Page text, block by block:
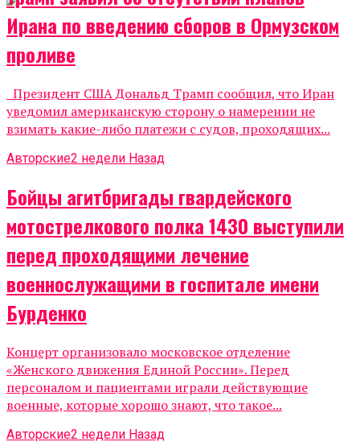
Ирана по введению сборов в Ормузском
проливе
Президент США Дональд Трамп сообщил, что Иран
уведомил американскую сторону о намерении не
взимать какие-либо платежи с судов, проходящих...
Авторские2 недели Назад
Бойцы агитбригады гвардейского
мотострелкового полка 1430 выступили
перед проходящими лечение
военнослужащими в госпитале имени
Бурденко
Концерт организовало московское отделение
«Женского движения Единой России». Перед
персоналом и пациентами играли действующие
военные, которые хорошо знают, что такое...
Авторские2 недели Назад